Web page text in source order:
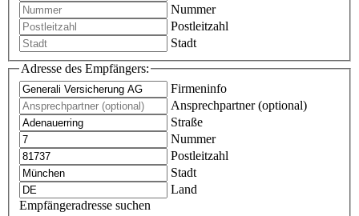
Nummer
Postleitzahl
Stadt
Adresse des Empfängers:
Firmeninfo
Ansprechpartner (optional)
Straße
Nummer
Postleitzahl
Stadt
Land
Empfängeradresse suchen